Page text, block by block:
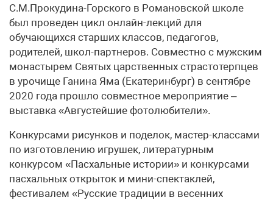
С.М.Прокудина-Горского в Романовской школе
был проведен цикл онлайн-лекций для
обучающихся старших классов, педагогов,
родителей, школ-партнеров. Совместно с мужским
монастырем Святых царственных страстотерпцев
в урочище Ганина Яма (Екатеринбург) в сентябре
2020 года прошло совместное мероприятие –
выставка «Августейшие фотолюбители».
Конкурсами рисунков и поделок, мастер-классами
по изготовлению игрушек, литературным
конкурсом «Пасхальные истории» и конкурсами
пасхальных открыток и мини-спектаклей,
фестивалем «Русские традиции в весенних